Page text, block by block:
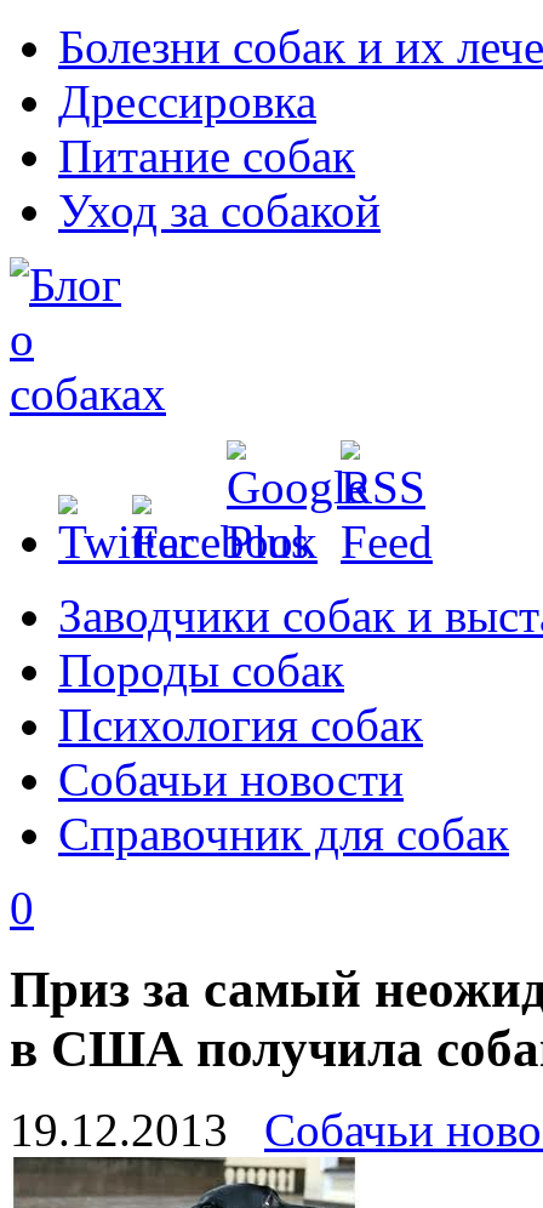
Болезни собак и их
Дрессировка
Питание собак
Уход за собакой
Заводчики собак и
Породы собак
Психология собак
Собачьи новости
Справочник для собак
0
Приз за самый
в США получила
19.12.2013 Собачьи